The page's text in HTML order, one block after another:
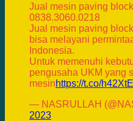
Jual mesin paving
0838.3060.0218
Jual mesin paving
bisa melayani
Indonesia.
Untuk memenuhi
pengusaha UKM yang
mesinhttps://t.co/
— NASRULLAH
2023